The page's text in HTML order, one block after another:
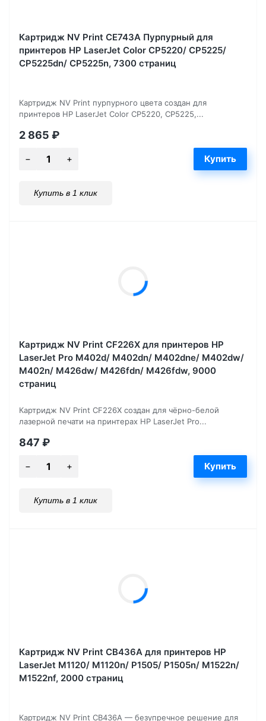
Картридж NV Print CE743A Пурпурный для
принтеров HP LaserJet Color CP5220/ CP5225/
CP5225dn/ CP5225n, 7300 страниц
Картридж NV Print пурпурного цвета создан для
принтеров HP LaserJet Color CP5220, CP5225,...
2 865 ₽
Купить в 1 клик
Картридж NV Print CF226X для принтеров HP
LaserJet Pro M402d/ M402dn/ M402dne/ M402dw/
M402n/ M426dw/ M426fdn/ M426fdw, 9000
страниц
Картридж NV Print CF226X создан для чёрно-белой
лазерной печати на принтерах HP LaserJet Pro...
847 ₽
Купить в 1 клик
Картридж NV Print CB436A для принтеров HP
LaserJet M1120/ M1120n/ P1505/ P1505n/ M1522n/
M1522nf, 2000 страниц
Картридж NV Print CB436A — безупречное решение для